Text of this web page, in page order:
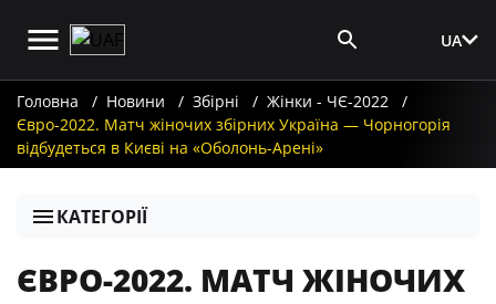
UA
Головна Новини Збірні
Жінки - ЧЄ-2022
Євро-2022. Матч жіночих збірних Україна — Чорногорія
відбудеться в Києві на «Оболонь-Арені»
КАТЕГОРІЇ
ЄВРО-2022. МАТЧ ЖІНОЧИХ